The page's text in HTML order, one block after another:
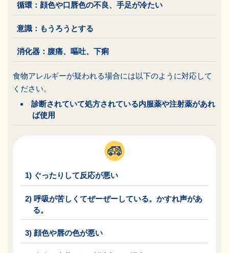
循環：顔色や口唇色の不良、手足が冷たい
意識：もうろうとする
消化器：腹痛、嘔吐、下痢
食物アレルギーが疑われる場合には以下のように対応して
ください。
診断されていて処方されている内服薬や注射薬があれ
ば使用
1) ぐったりして反応が悪い
2) 呼吸が苦しくてぜーぜーしている。かすれ声があ
る。
3) 顔色や唇の色が悪い